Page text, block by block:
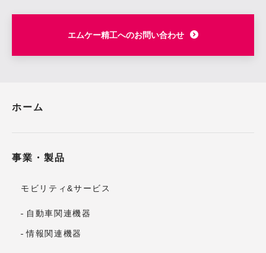
エムケー精工へのお問い合わせ
ホーム
事業・製品
モビリティ&サービス
自動車関連機器
情報関連機器